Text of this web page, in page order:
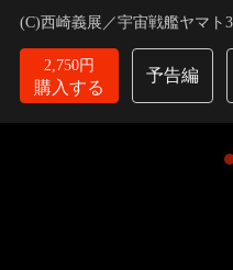
ンドリバース＞は悠然と首都
る降下兵の群れ。
(C)西崎義展／宇宙戦艦ヤマト
2,750円
購入する
予告編